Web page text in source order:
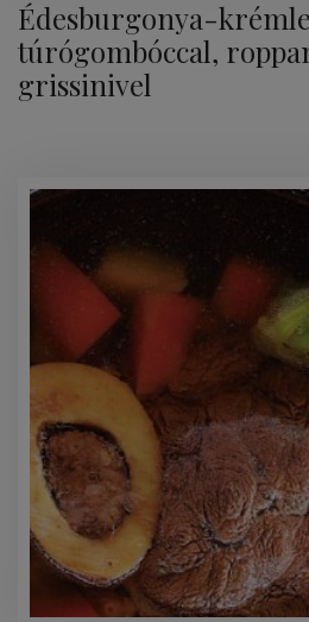
Édesburgonya-
túrógombóccal,
grissinivel